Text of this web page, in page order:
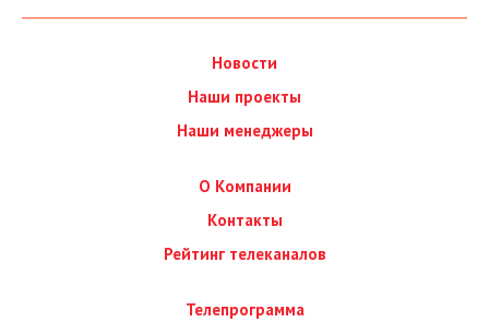
Новости
Наши проекты
Наши менеджеры
О Компании
Контакты
Рейтинг телеканалов
Телепрограмма